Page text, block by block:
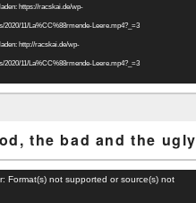
https://racskai.de/wp-
2020/11/La%CC%88rmende-Leere.mp4?_=3
http://racskai.de/wp-
2020/11/La%CC%88rmende-Leere.mp4?_=3
the bad and the ugly
Format(s) not supported or source(s) not